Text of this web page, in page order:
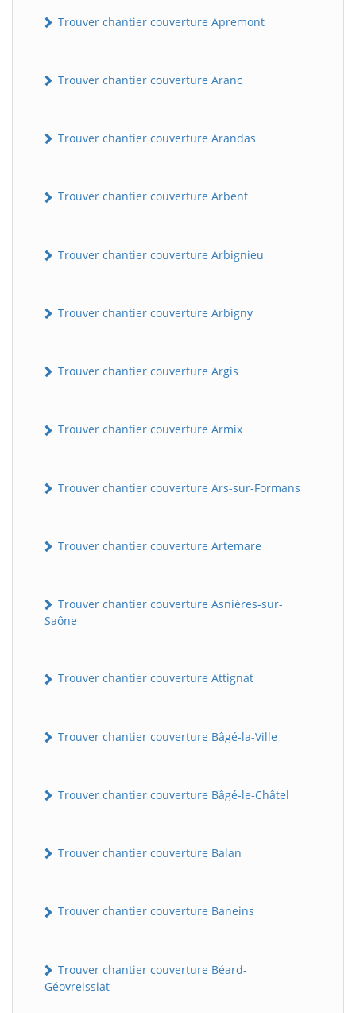
Trouver chantier couverture Apremont
Trouver chantier couverture Aranc
Trouver chantier couverture Arandas
Trouver chantier couverture Arbent
Trouver chantier couverture Arbignieu
Trouver chantier couverture Arbigny
Trouver chantier couverture Argis
Trouver chantier couverture Armix
Trouver chantier couverture Ars-sur-Formans
Trouver chantier couverture Artemare
Trouver chantier couverture Asnières-sur-
Saône
Trouver chantier couverture Attignat
Trouver chantier couverture Bâgé-la-Ville
Trouver chantier couverture Bâgé-le-Châtel
Trouver chantier couverture Balan
Trouver chantier couverture Baneins
Trouver chantier couverture Béard-
Géovreissiat